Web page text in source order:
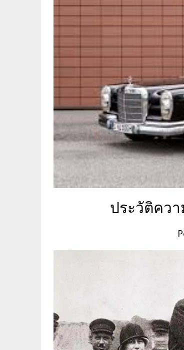
ประวัติคว